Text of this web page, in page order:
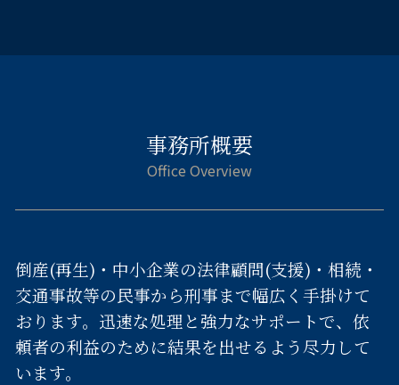
事務所概要
倒産(再生)・中小企業の法律顧問(支援)・相続・
交通事故等の民事から刑事まで幅広く手掛けて
おります。迅速な処理と強力なサポートで、依
頼者の利益のために結果を出せるよう尽力して
います。